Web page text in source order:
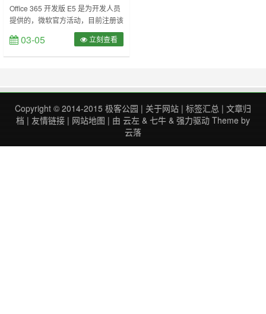
阅教程和 5T Onedrive
Office 365 开发版 E5 是为开发人员
提供的，微软官方活动，目前注册该
试用版有效期为90天，90天后需要
证明是开发者才能续订。 包括 25 个
用于开发目的的用户许可证 访问核
Office 365 应用，包括
SharePoint、OneDrive、
Outlook……
03-05 立刻查看
Copyright © 2014-2015 极客公园 | 关于网站 | 标签汇总 | 文章归
档 | 友情链接 | 网站地图 | 由 云左 & 七牛 & 强力驱动 Theme by
云落